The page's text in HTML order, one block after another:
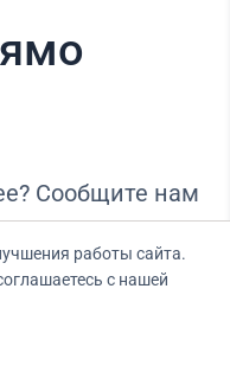
Сообщите нам
Вас выгодные
работы сайта.
с нашей